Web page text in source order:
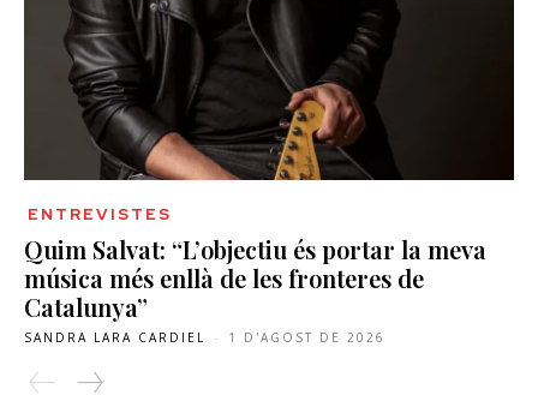
ENTREVISTES
Quim Salvat: “L’objectiu és portar la meva
música més enllà de les fronteres de
Catalunya”
SANDRA LARA CARDIEL - 1 D'AGOST DE 2026